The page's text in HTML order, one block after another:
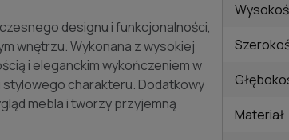
designu i funkcjonalności,
wnętrzu. Wykonana z wysokiej
i eleganckim wykończeniem w
charakteru. Dodatkowy
mebla i tworzy przyjemną
Materiał